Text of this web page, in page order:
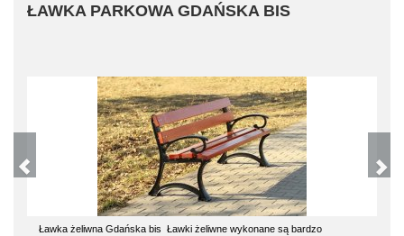
ŁAWKA PARKOWA GDAŃSKA BIS
Ławka żeliwna Gdańska bis Ławki żeliwne wykonane są bardzo